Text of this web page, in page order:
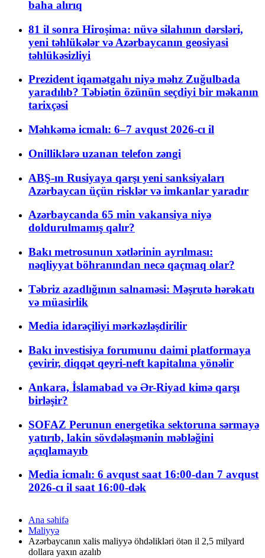
baha alırıq
81 il sonra Hiroşima: nüvə silahının dərsləri,
yeni təhlükələr və Azərbaycanın geosiyasi
təhlükəsizliyi
Prezident iqamətgahı niyə məhz Zuğulbada
yaradılıb? Təbiətin özünün seçdiyi bir məkanın
tarixçəsi
Məhkəmə icmalı: 6–7 avqust 2026-cı il
Onilliklərə uzanan telefon zəngi
ABŞ-ın Rusiyaya qarşı yeni sanksiyaları
Azərbaycan üçün risklər və imkanlar yaradır
Azərbaycanda 65 min vakansiya niyə
doldurulmamış qalır?
Bakı metrosunun xətlərinin ayrılması:
nəqliyyat böhranından necə qaçmaq olar?
Təbriz azadlığının salnaməsi: Məşrutə hərəkatı
və müasirlik
Media idarəçiliyi mərkəzləşdirilir
Bakı investisiya forumunu daimi platformaya
çevirir, diqqət qeyri-neft kapitalına yönəlir
Ankara, İslamabad və Ər-Riyad kimə qarşı
birləşir?
SOFAZ Perunun energetika sektoruna sərmayə
yatırıb, lakin sövdələşmənin məbləğini
açıqlamayıb
Media icmalı: 6 avqust saat 16:00-dan 7 avqust
2026-cı il saat 16:00-dək
Ana səhifə
Maliyyə
Azərbaycanın xalis maliyyə öhdəlikləri ötən il 2,5 milyard
dollara yaxın azalıb